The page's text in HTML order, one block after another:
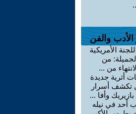
الأدب والفن
الأمريكية
من
من ...
أثرية جديدة
تكشف أسرار
وأفا ...
أحد في نيله